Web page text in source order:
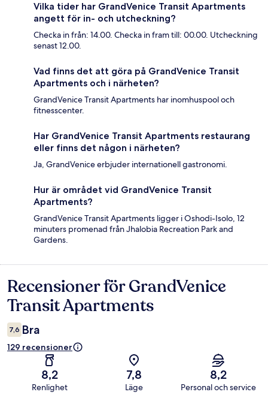
Vilka tider har GrandVenice Transit Apartments
angett för in- och utcheckning?
Checka in från: 14.00. Checka in fram till: 00.00. Utcheckning
senast 12.00.
Vad finns det att göra på GrandVenice Transit
Apartments och i närheten?
GrandVenice Transit Apartments har inomhuspool och
fitnesscenter.
Har GrandVenice Transit Apartments restaurang
eller finns det någon i närheten?
Ja, GrandVenice erbjuder internationell gastronomi.
Hur är området vid GrandVenice Transit
Apartments?
GrandVenice Transit Apartments ligger i Oshodi-Isolo, 12
minuters promenad från Jhalobia Recreation Park and
Gardens.
Recensioner
Recensioner för GrandVenice
Transit Apartments
7,6 Bra
129 recensioner
8,2
Renlighet
7,8
Läge
8,2
Personal och service